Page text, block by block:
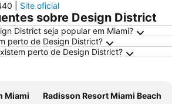
Site oficial
sobre Design District
District seja popular em Miami?
perto de Design District?
perto de Design District?
Miami
Radisson Resort Miami Beach